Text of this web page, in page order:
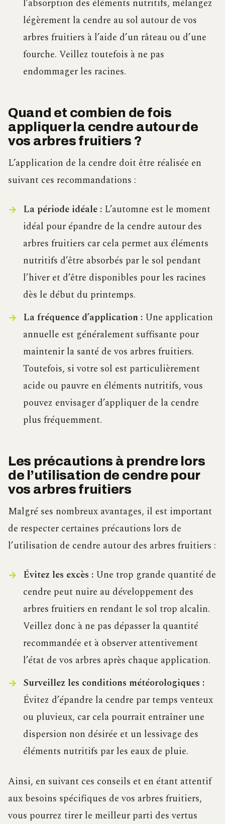
l’absorption des éléments nutritifs, mélangez
légèrement la cendre au sol autour de vos
arbres fruitiers à l’aide d’un râteau ou d’une
fourche. Veillez toutefois à ne pas
endommager les racines.
Quand et combien de fois
appliquer la cendre autour de
vos arbres fruitiers ?
L’application de la cendre doit être réalisée en
suivant ces recommandations :
La période idéale :L’automne est le moment
idéal pour épandre de la cendre autour des
arbres fruitiers car cela permet aux éléments
nutritifs d’être absorbés par le sol pendant
l’hiver et d’être disponibles pour les racines
dès le début du printemps.
La fréquence d’application :Une application
annuelle est généralement suffisante pour
maintenir la santé de vos arbres fruitiers.
Toutefois, si votre sol est particulièrement
acide ou pauvre en éléments nutritifs, vous
pouvez envisager d’appliquer de la cendre
plus fréquemment.
Les précautions à prendre lors
de l’utilisation de cendre pour
vos arbres fruitiers
Malgré ses nombreux avantages, il est important
de respecter certaines précautions lors de
l’utilisation de cendre autour des arbres fruitiers :
Évitez les excès :Une trop grande quantité de
cendre peut nuire au développement des
arbres fruitiers en rendant le sol trop alcalin.
Veillez donc à ne pas dépasser la quantité
recommandée et à observer attentivement
l’état de vos arbres après chaque application.
Surveillez les conditions météorologiques :
Évitez d’épandre la cendre par temps venteux
ou pluvieux, car cela pourrait entraîner une
dispersion non désirée et un lessivage des
éléments nutritifs par les eaux de pluie.
Ainsi, en suivant ces conseils et en étant attentif
aux besoins spécifiques de vos arbres fruitiers,
vous pourrez tirer le meilleur parti des vertus